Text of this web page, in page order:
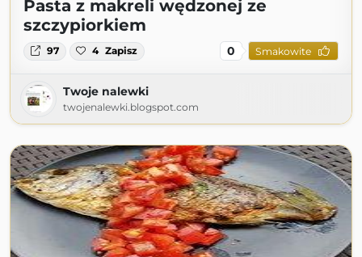
Pasta z makreli wędzonej ze
szczypiorkiem
97 4 Zapisz 0 Smakowite
Twoje nalewki
twojenalewki.blogspot.com